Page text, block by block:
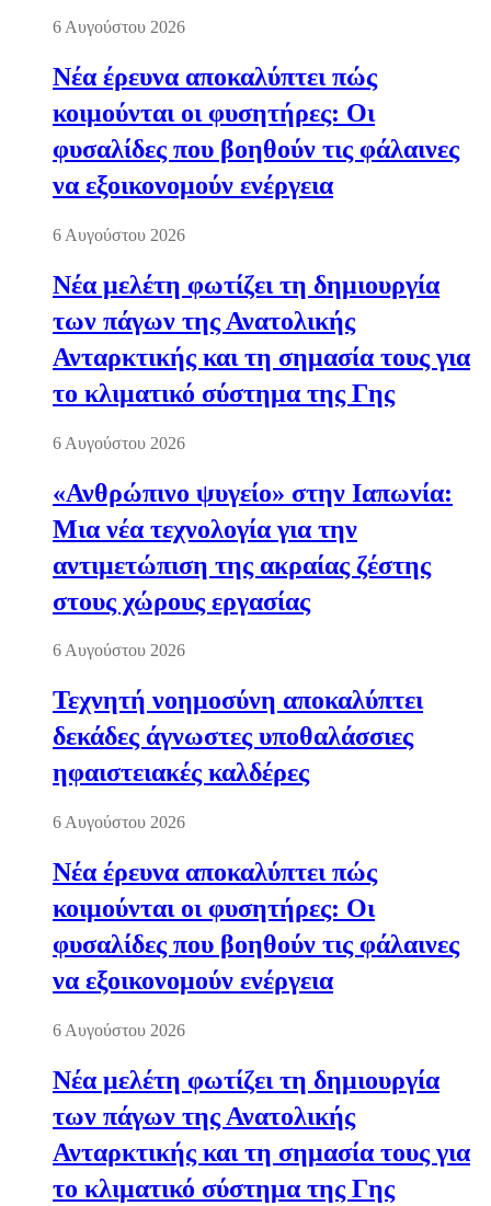
6 Αυγούστου 2026
Νέα έρευνα αποκαλύπτει πώς
κοιμούνται οι φυσητήρες: Οι
φυσαλίδες που βοηθούν τις φάλαινες
να εξοικονομούν ενέργεια
6 Αυγούστου 2026
Νέα μελέτη φωτίζει τη δημιουργία
των πάγων της Ανατολικής
Ανταρκτικής και τη σημασία τους για
το κλιματικό σύστημα της Γης
6 Αυγούστου 2026
«Ανθρώπινο ψυγείο» στην Ιαπωνία:
Μια νέα τεχνολογία για την
αντιμετώπιση της ακραίας ζέστης
στους χώρους εργασίας
6 Αυγούστου 2026
Τεχνητή νοημοσύνη αποκαλύπτει
δεκάδες άγνωστες υποθαλάσσιες
ηφαιστειακές καλδέρες
6 Αυγούστου 2026
Νέα έρευνα αποκαλύπτει πώς
κοιμούνται οι φυσητήρες: Οι
φυσαλίδες που βοηθούν τις φάλαινες
να εξοικονομούν ενέργεια
6 Αυγούστου 2026
Νέα μελέτη φωτίζει τη δημιουργία
των πάγων της Ανατολικής
Ανταρκτικής και τη σημασία τους για
το κλιματικό σύστημα της Γης